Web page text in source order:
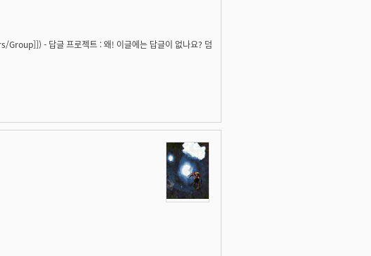
- 답글 프로젝트 : 왜! 이글에는 답글이 없나요? 덤